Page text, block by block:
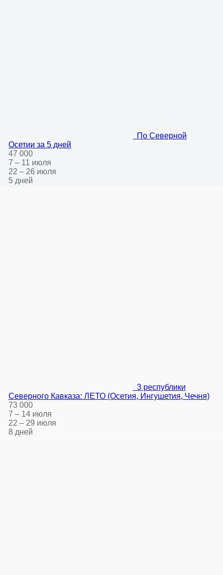
По Северной
Осетии за 5 дней
47 000
7 – 11 июля
22 – 26 июля
5 дней
3 республики
Северного Кавказа: ЛЕТО (Осетия, Ингушетия, Чечня)
73 000
7 – 14 июля
22 – 29 июля
8 дней